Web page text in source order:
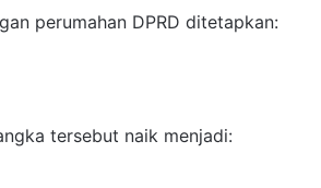
perumahan DPRD ditetapkan:
tersebut naik menjadi: